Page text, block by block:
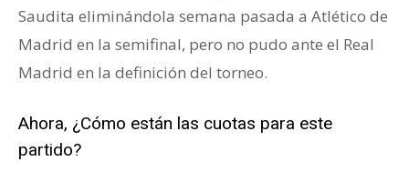
Saudita eliminándola semana pasada a Atlético de
Madrid en la semifinal, pero no pudo ante el Real
Madrid en la definición del torneo.
Ahora, ¿Cómo están las cuotas para este
partido?